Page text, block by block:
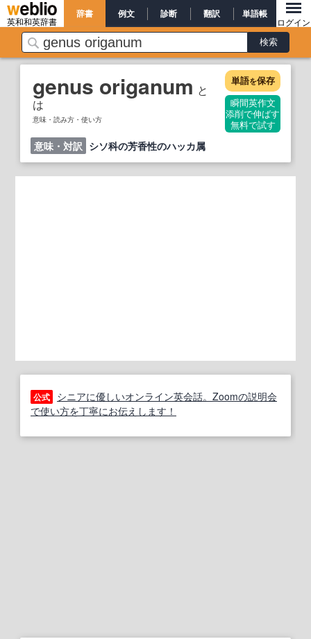
英和和英辞書
辞書 例文 診断 翻訳 単語帳
ログイン
genus origanum と
は
意味・読み方・使い方
単語を保存
瞬間英作文
添削で伸ばす
無料で試す
意味・対訳 シソ科の芳香性のハッカ属
公式
シニアに優しいオンライン英会話。Zoomの説明会
で使い方を丁寧にお伝えします！